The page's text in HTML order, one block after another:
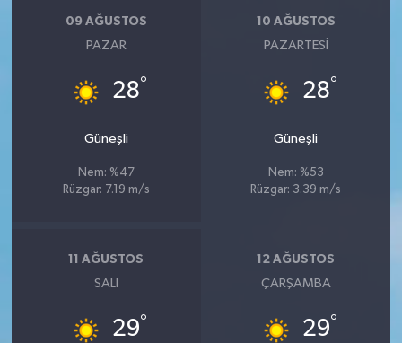
09 AĞUSTOS
PAZAR
28°
Güneşli
Nem: %47
Rüzgar: 7.19 m/s
10 AĞUSTOS
PAZARTESI
28°
Güneşli
Nem: %53
Rüzgar: 3.39 m/s
11 AĞUSTOS
SALI
29°
12 AĞUSTOS
ÇARŞAMBA
29°